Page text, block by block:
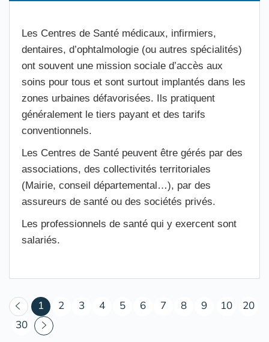
Les Centres de Santé médicaux, infirmiers,
dentaires, d’ophtalmologie (ou autres spécialités)
ont souvent une mission sociale d’accès aux
soins pour tous et sont surtout implantés dans les
zones urbaines défavorisées. Ils pratiquent
généralement le tiers payant et des tarifs
conventionnels.
Les Centres de Santé peuvent être gérés par des
associations, des collectivités territoriales
(Mairie, conseil départemental…), par des
assureurs de santé ou des sociétés privés.
Les professionnels de santé qui y exercent sont
salariés.
1 (courant)
2 3 4 5 6 7 8 9 10
20
30